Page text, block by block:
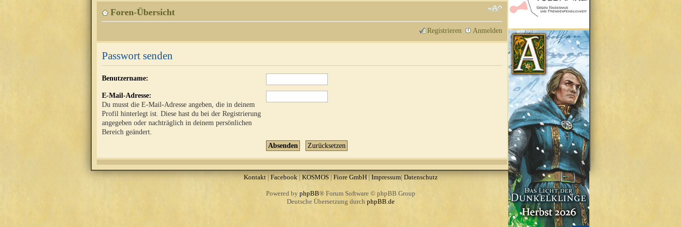
Foren-Übersicht
Registrieren Anmelden
Passwort senden
Benutzername:
E-Mail-Adresse:
Du musst die E-Mail-Adresse angeben, die in deinem
Profil hinterlegt ist. Diese hast du bei der Registrierung
angegeben oder nachträglich in deinem persönlichen
Bereich geändert.
Kontakt|Facebook | KOSMOS| Fiore GmbH| Impressum| Datenschutz
Powered by phpBB® Forum Software © phpBB Group
Deutsche Übersetzung durch phpBB.de